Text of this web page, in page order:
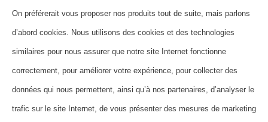
HOME
QUI SOMMES-NOUS?
CONTACT
FOIRE AUX QUESTIONS
NEWSLETTER
On préférerait vous proposer nos produits tout de suite, mais parlons
d’abord cookies. Nous utilisons des cookies et des technologies
similaires pour nous assurer que notre site Internet fonctionne
correctement, pour améliorer votre expérience, pour collecter des
données qui nous permettent, ainsi qu’à nos partenaires, d’analyser le
trafic sur le site Internet, de vous présenter des mesures de marketing